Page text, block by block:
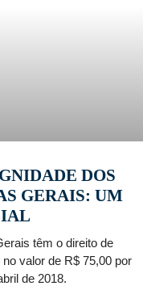
DOS
GERAIS: UM
têm o direito de
valor de R$ 75,00 por
de 2018.